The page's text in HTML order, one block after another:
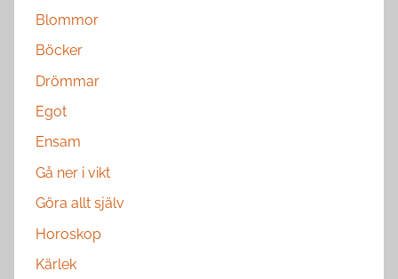
Blommor
Böcker
Drömmar
Egot
Ensam
Gå ner i vikt
Göra allt själv
Horoskop
Kärlek